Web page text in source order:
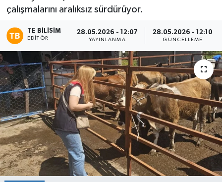
çalışmalarını aralıksız sürdürüyor.
TE BILISIM
EDITÖR
28.05.2026 - 12:07
YAYINLANMA
28.05.2026 - 12:10
GÜNCELLEME